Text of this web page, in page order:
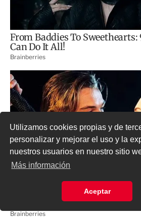
Utilizamos cookies propias y de
personalizar y mejorar el uso y la
nuestros usuarios en nuestro sitio
Más información
Aceptar